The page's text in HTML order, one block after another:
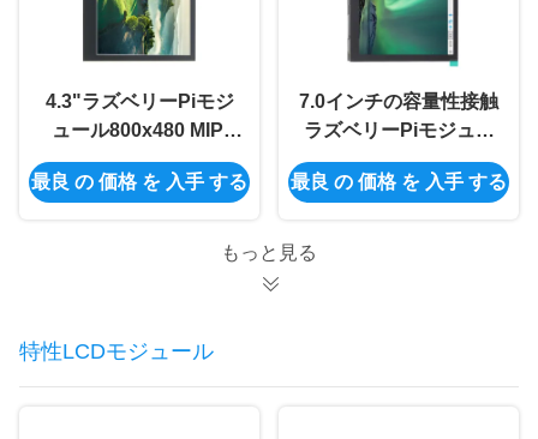
4.3"ラズベリーPiモジ
ュール800x480 MIPI
IPS TFT LCDモジュー
ルのディスプレイ・モ
最良 の 価格 を 入手 する
7.0インチの容量性接触
ラズベリーPiモジュー
ル102*600 MIPI DSI
LCDモジュール
最良 の 価格 を 入手 する
もっと見る
特性LCDモジュール